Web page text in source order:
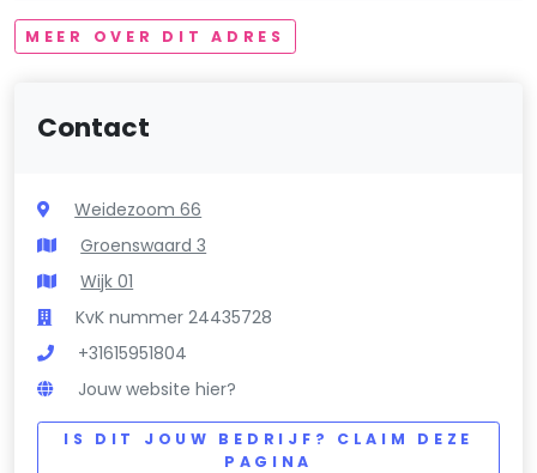
MEER OVER DIT ADRES
Contact
Weidezoom 66
Groenswaard 3
Wijk 01
KvK nummer 24435728
+31615951804
Jouw website hier?
IS DIT JOUW BEDRIJF? CLAIM DEZE
PAGINA